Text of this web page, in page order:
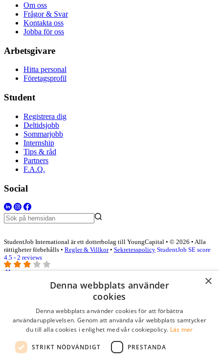
Om oss
Frågor & Svar
Kontakta oss
Jobba för oss
Arbetsgivare
Hitta personal
Företagsprofil
Student
Registrera dig
Deltidsjobb
Sommarjobb
Internship
Tips & råd
Partners
F.A.Q.
Social
StudentJob International är ett dotterbolag till YoungCapital • © 2026 • Alla
rättigheter förbehålls • Regler & Villkor• Sekretesspolicy StudentJob SE score
4.5 - 2 reviews
Logga in som företag
Lösenord
kom ihåg mig
×
Denna webbplats använder
cookies
Denna webbplats använder cookies för att förbättra
användarupplevelsen. Genom att använda vår webbplats samtycker
du till alla cookies i enlighet med vår cookiepolicy. Läs mer
STRIKT NÖDVÄNDIGT PRESTANDA